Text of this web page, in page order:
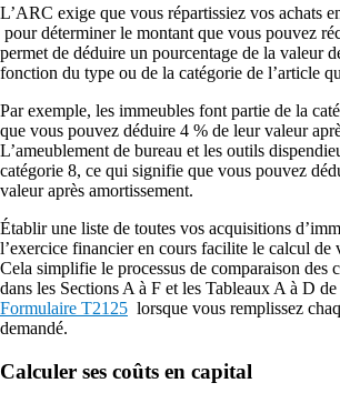
L’ARC exige que vous répartissiez vos achats
pour déterminer le montant que vous pouvez
permet de déduire un pourcentage de la valeur
fonction du type ou de la catégorie de l’article
Par exemple, les immeubles font partie de la
que vous pouvez déduire 4 % de leur valeur
L’ameublement de bureau et les outils
catégorie 8, ce qui signifie que vous pouvez
valeur après amortissement.
Établir une liste de toutes vos acquisitions
l’exercice financier en cours facilite le calcul de
Cela simplifie le processus de comparaison des
dans les Sections A à F et les Tableaux A à D
Formulaire T2125 lorsque vous remplissez
demandé.
Calculer ses coûts en capital